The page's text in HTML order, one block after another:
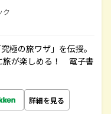
ク
極の旅ワザ」を伝授。
旅が楽しめる！ 電子書
詳細を見る